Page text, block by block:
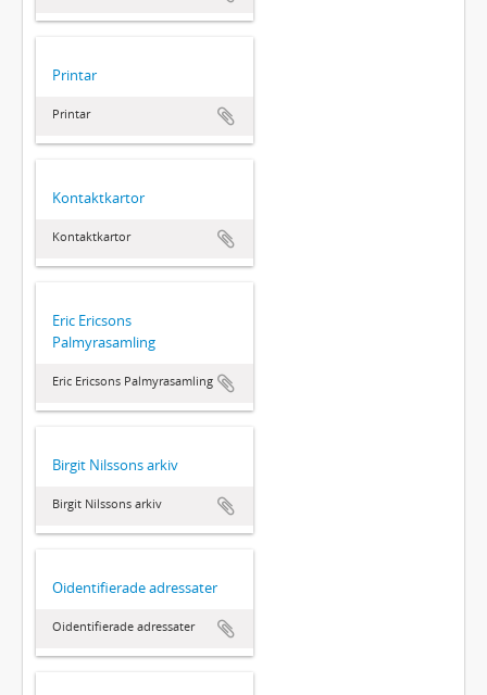
Printar
Printar
Kontaktkartor
Kontaktkartor
Eric Ericsons
Palmyrasamling
Eric Ericsons Palmyrasamling
Birgit Nilssons arkiv
Birgit Nilssons arkiv
Oidentifierade adressater
Oidentifierade adressater